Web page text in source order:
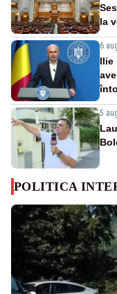
la
6
Ilie
5
POLITICA